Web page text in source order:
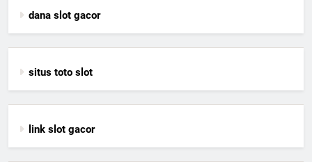
dana slot gacor
situs toto slot
link slot gacor